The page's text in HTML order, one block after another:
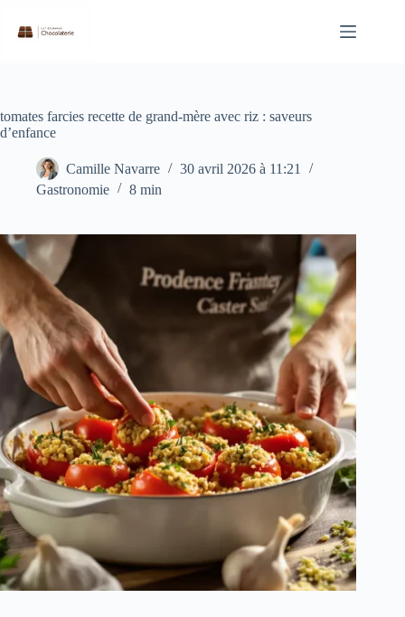
contenu
tomates farcies recette de grand-mère avec riz : saveurs
d’enfance
Camille Navarre
30 avril 2026 à 11:21
Gastronomie
8 min